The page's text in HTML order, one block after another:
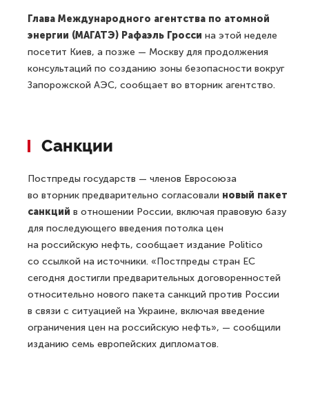
Глава Международного агентства по атомной
энергии (МАГАТЭ) Рафаэль Гросси на этой неделе
посетит Киев, а позже — Москву для продолжения
консультаций по созданию зоны безопасности вокруг
Запорожской АЭС, сообщает во вторник агентство.
Санкции
Постпреды государств — членов Евросоюза
во вторник предварительно согласовали новый пакет
санкций в отношении России, включая правовую базу
для последующего введения потолка цен
на российскую нефть, сообщает издание Politico
со ссылкой на источники. «Постпреды стран ЕС
сегодня достигли предварительных договоренностей
относительно нового пакета санкций против России
в связи с ситуацией на Украине, включая введение
ограничения цен на российскую нефть», — сообщили
изданию семь европейских дипломатов.